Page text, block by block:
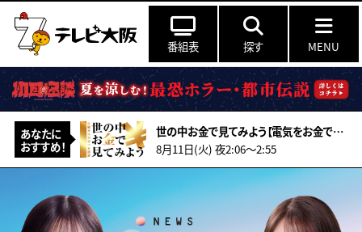
番組表 探す MENU
あなたに
おすすめ！
世の中お金で見てみよう【電気をお金で見てみよう】
8月11日(火) 夜2:06〜2:55